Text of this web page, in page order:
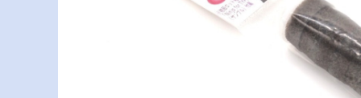
Ninja inner for
¥1,400